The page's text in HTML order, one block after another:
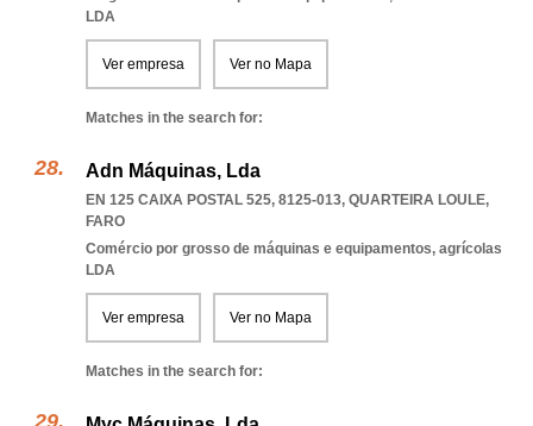
LDA
Ver empresa Ver no Mapa
Matches in the search for:
Adn Máquinas, Lda
EN 125 CAIXA POSTAL 525, 8125-013, QUARTEIRA LOULE,
FARO
Comércio por grosso de máquinas e equipamentos, agrícolas
LDA
Ver empresa Ver no Mapa
Matches in the search for: